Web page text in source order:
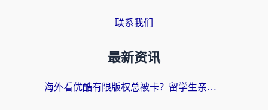
联系我们
最新资讯
海外看优酷有限版权总被卡？留学生亲测有效的回国加速器选择指南